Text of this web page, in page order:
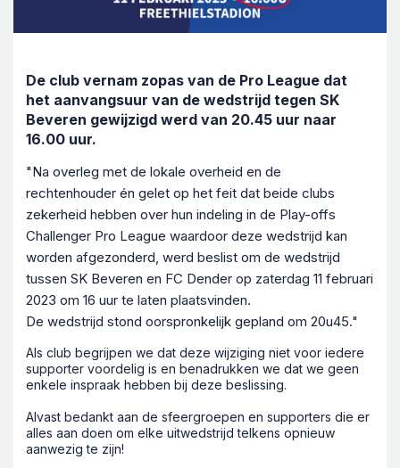
De club vernam zopas van de Pro League dat
het aanvangsuur van de wedstrijd tegen SK
Beveren gewijzigd werd van 20.45 uur naar
16.00 uur.
"Na overleg met de lokale overheid en de
rechtenhouder én gelet op het feit dat beide clubs
zekerheid hebben over hun indeling in de Play-offs
Challenger Pro League waardoor deze wedstrijd kan
worden afgezonderd, werd beslist om de wedstrijd
tussen SK Beveren en FC Dender op zaterdag 11 februari
2023 om 16 uur te laten plaatsvinden.
De wedstrijd stond oorspronkelijk gepland om 20u45."
Als club begrijpen we dat deze wijziging niet voor iedere
supporter voordelig is en benadrukken we dat we geen
enkele inspraak hebben bij deze beslissing.
Alvast bedankt aan de sfeergroepen en supporters die er
alles aan doen om elke uitwedstrijd telkens opnieuw
aanwezig te zijn!